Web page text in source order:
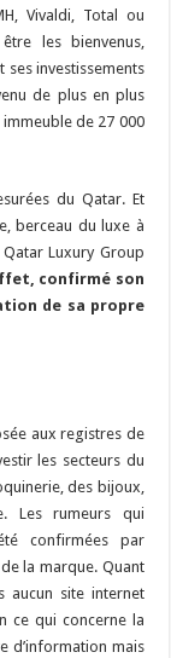
Vivaldi, Total ou
les bienvenus,
ses investissements
de plus en plus
immeuble de 27 000
du Qatar. Et
berceau du luxe à
Luxury Group
confirmé son
de sa propre
aux registres de
les secteurs du
des bijoux,
Les rumeurs qui
confirmées par
la marque. Quant
aucun site internet
ce qui concerne la
d’information mais